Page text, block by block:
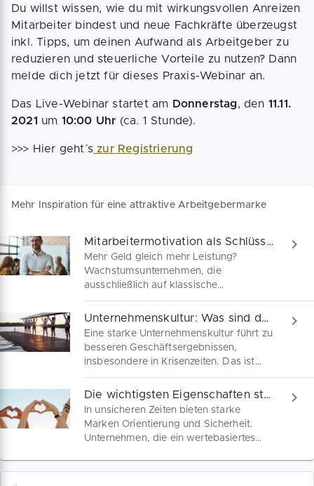
Du willst wissen, wie du mit wirkungsvollen Anreizen
Mitarbeiter bindest und neue Fachkräfte überzeugst
inkl. Tipps, um deinen Aufwand als Arbeitgeber zu
reduzieren und steuerliche Vorteile zu nutzen? Dann
melde dich jetzt für dieses Praxis-Webinar an.
Das Live-Webinar startet am Donnerstag, den 11.11.
2021 um 10:00 Uhr (ca. 1 Stunde).
>>> Hier geht´s zur Registrierung
Mehr Inspiration für eine attraktive Arbeitgebermarke
Mitarbeitermotivation als Schlüssel für mehr Wachstum
Mehr Geld gleich mehr Leistung?
Wachstumsunternehmen, die
ausschließlich auf klassische
Belohnungsmechanismen setzen,
erzielen häufig nicht die gewünschte
Produktivitätssteigerung. Optimiere dein
wichtigstes Unternehmenskapital mit
diesen ganzheitlichen Strategien zur
Unternehmenskultur: Was sind deine Werte?
Eine starke Unternehmenskultur führt zu
besseren Geschäftsergebnissen,
insbesondere in Krisenzeiten. Das ist
das Ergebnis des Global Culture Survey
2021 der Strategieberatung PwC.
Wappne dich und deine Mannschaft! In
unserem LIVE-Webinar zum
Schwerpunkt STARKE FÜHRUNG lernst
reaktionsschnelles Business.
Die wichtigsten Eigenschaften starker Unternehmensmarken
In unsicheren Zeiten bieten starke
Marken Orientierung und Sicherheit.
Unternehmen, die ein wertebasiertes